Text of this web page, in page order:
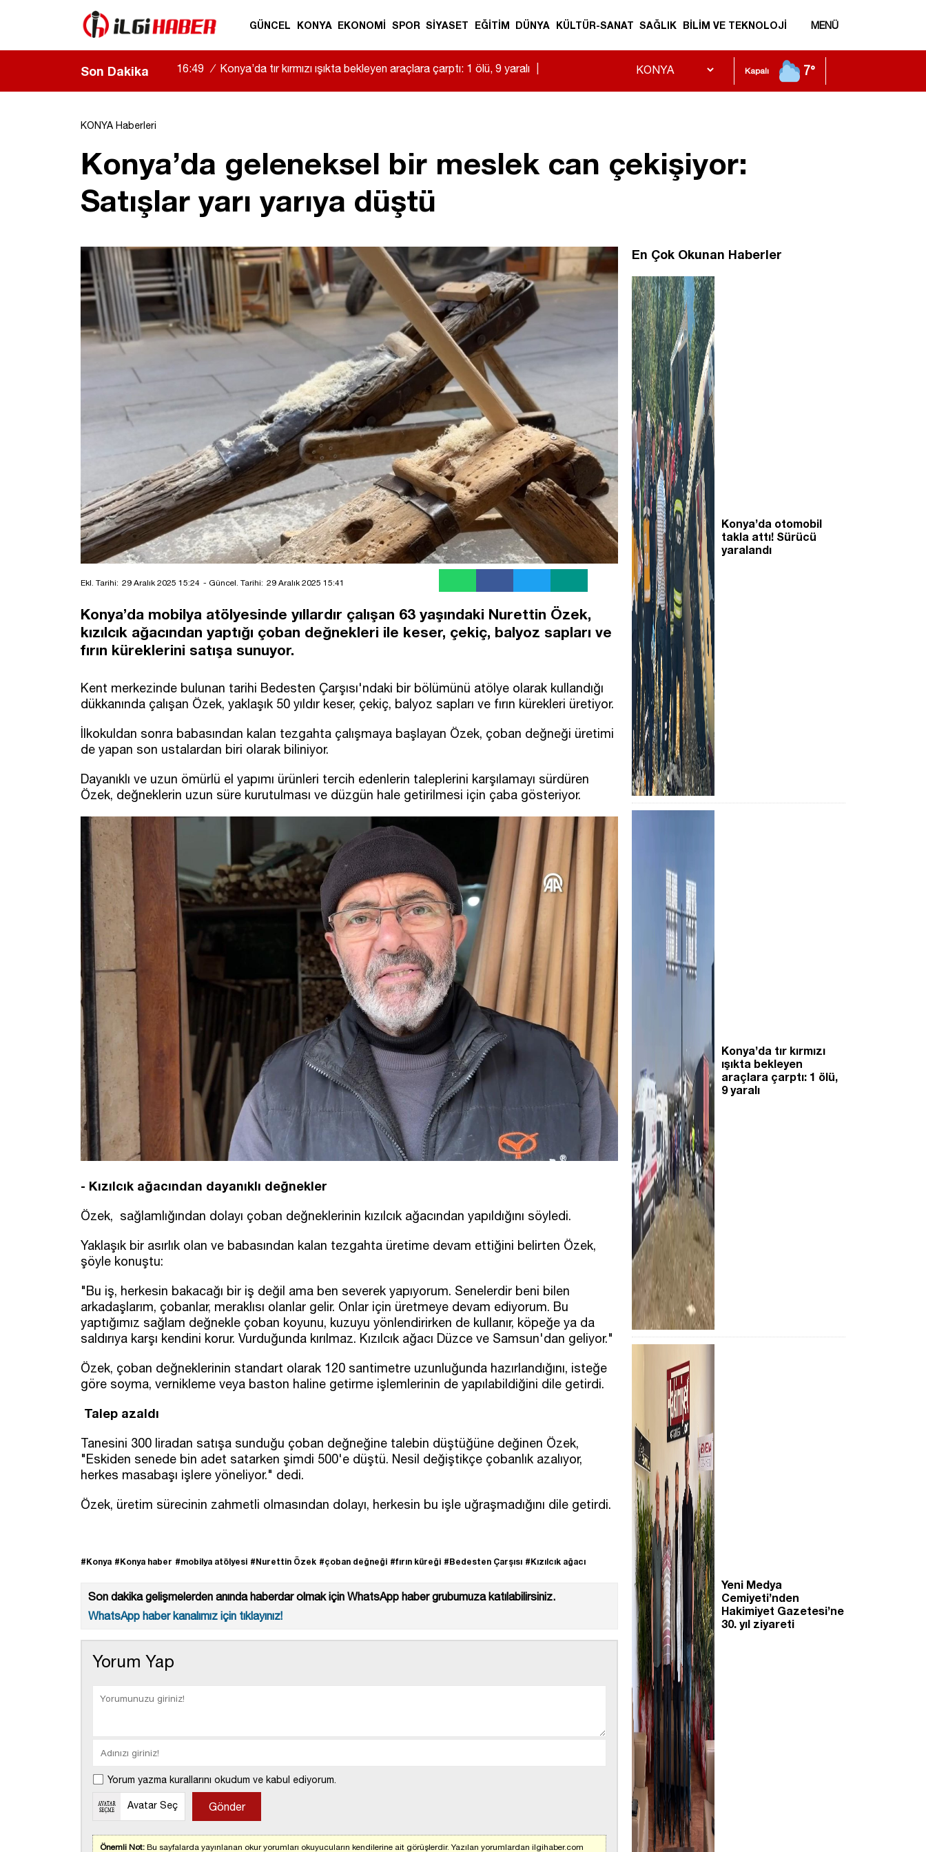
GÜNCEL KONYA EKONOMİ SPOR SİYASET EĞİTİM DÜNYA KÜLTÜR-SANAT SAĞLIK BİLİM VE TEKNOLOJİ MENÜ
Son Dakika 16:49 / Konya’da tır kırmızı ışıkta bekleyen araçlara çarptı: 1 ölü, 9 yaralı Kapalı 7°
KONYA Haberleri
Konya’da geleneksel bir meslek can çekişiyor:
Satışlar yarı yarıya düştü
Ekl. Tarihi: 29 Aralık 2025 15:24 - Güncel. Tarihi: 29 Aralık 2025 15:41
Konya’da mobilya atölyesinde yıllardır çalışan 63 yaşındaki Nurettin Özek,
kızılcık ağacından yaptığı çoban değnekleri ile keser, çekiç, balyoz sapları ve
fırın küreklerini satışa sunuyor.
Kent merkezinde bulunan tarihi Bedesten Çarşısı'ndaki bir bölümünü atölye olarak kullandığı
dükkanında çalışan Özek, yaklaşık 50 yıldır keser, çekiç, balyoz sapları ve fırın kürekleri üretiyor.
İlkokuldan sonra babasından kalan tezgahta çalışmaya başlayan Özek, çoban değneği üretimi
de yapan son ustalardan biri olarak biliniyor.
Dayanıklı ve uzun ömürlü el yapımı ürünleri tercih edenlerin taleplerini karşılamayı sürdüren
Özek, değneklerin uzun süre kurutulması ve düzgün hale getirilmesi için çaba gösteriyor.
- Kızılcık ağacından dayanıklı değnekler
Özek, sağlamlığından dolayı çoban değneklerinin kızılcık ağacından yapıldığını söyledi.
Yaklaşık bir asırlık olan ve babasından kalan tezgahta üretime devam ettiğini belirten Özek,
şöyle konuştu:
"Bu iş, herkesin bakacağı bir iş değil ama ben severek yapıyorum. Senelerdir beni bilen
arkadaşlarım, çobanlar, meraklısı olanlar gelir. Onlar için üretmeye devam ediyorum. Bu
yaptığımız sağlam değnekle çoban koyunu, kuzuyu yönlendirirken de kullanır, köpeğe ya da
saldırıya karşı kendini korur. Vurduğunda kırılmaz. Kızılcık ağacı Düzce ve Samsun'dan geliyor."
Özek, çoban değneklerinin standart olarak 120 santimetre uzunluğunda hazırlandığını, isteğe
göre soyma, vernikleme veya baston haline getirme işlemlerinin de yapılabildiğini dile getirdi.
Talep azaldı
Tanesini 300 liradan satışa sunduğu çoban değneğine talebin düştüğüne değinen Özek,
"Eskiden senede bin adet satarken şimdi 500'e düştü. Nesil değiştikçe çobanlık azalıyor,
herkes masabaşı işlere yöneliyor." dedi.
Özek, üretim sürecinin zahmetli olmasından dolayı, herkesin bu işle uğraşmadığını dile getirdi.
#Konya #Konya haber #mobilya atölyesi #Nurettin Özek #çoban değneği #fırın küreği #Bedesten Çarşısı #Kızılcık ağacı
Son dakika gelişmelerden anında haberdar olmak için WhatsApp haber grubumuza katılabilirsiniz.
WhatsApp haber kanalımız için tıklayınız!
Yorum Yap
Yorum yazma kurallarını okudum ve kabul ediyorum.
Avatar Seç
Önemli Not: Bu sayfalarda yayınlanan okur yorumları okuyucuların kendilerine ait görüşlerdir. Yazılan yorumlardan ilgihaber.com
En Çok Okunan Haberler
Konya’da otomobil
takla attı! Sürücü
yaralandı
Konya’da tır kırmızı
ışıkta bekleyen
araçlara çarptı: 1 ölü,
9 yaralı
Yeni Medya
Cemiyeti’nden
Hakimiyet Gazetesi’ne
30. yıl ziyareti